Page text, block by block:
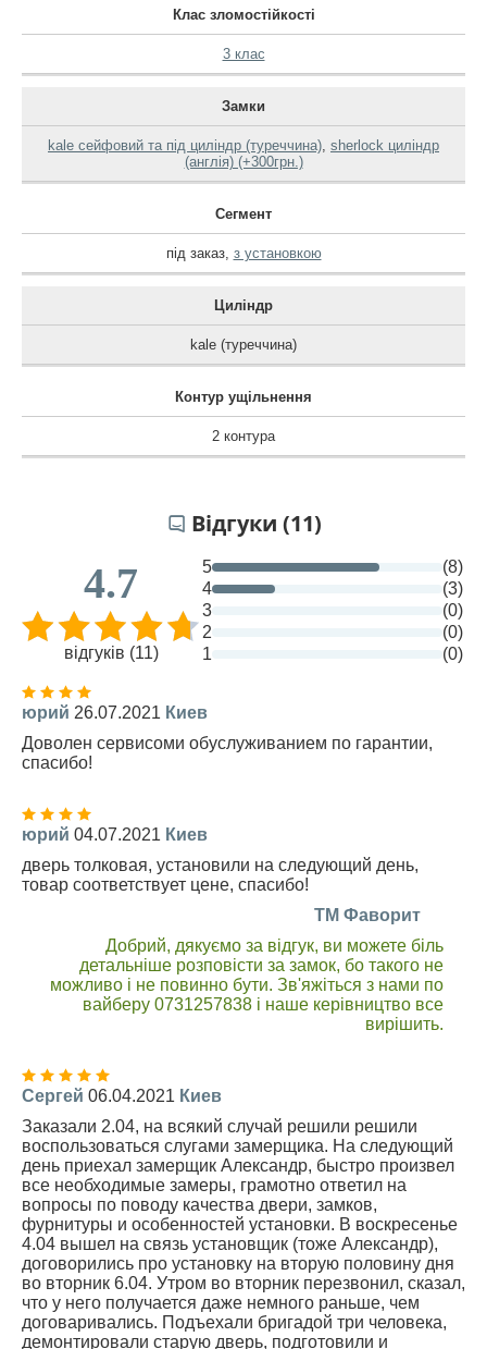
Клас зломостійкості
3 клас
Замки
kale сейфовий та під циліндр (туреччина) sherlock циліндр
(англія) (+300грн.)
Сегмент
під заказ, з установкою
Циліндр
kale (туреччина)
Контур ущільнення
2 контура
Відгуки (11)
4.7
відгуків (11)
5
(8)
4
(3)
3
(0)
2
(0)
1
(0)
юрий 26.07.2021 Киев
Доволен сервисоми обуслуживанием по гарантии,
спасибо!
юрий 04.07.2021 Киев
дверь толковая, установили на следующий день,
товар соответствует цене, спасибо!
TM Фаворит
Добрий, дякуємо за відгук, ви можете біль
детальніше розповісти за замок, бо такого не
можливо і не повинно бути. Зв'яжіться з нами по
вайберу 0731257838 і наше керівництво все
вирішить.
Сергей 06.04.2021 Киев
Заказали 2.04, на всякий случай решили решили
воспользоваться слугами замерщика. На следующий
день приехал замерщик Александр, быстро произвел
все необходимые замеры, грамотно ответил на
вопросы по поводу качества двери, замков,
фурнитуры и особенностей установки. В воскресенье
4.04 вышел на связь установщик (тоже Александр),
договорились про установку на вторую половину дня
во вторник 6.04. Утром во вторник перезвонил, сказал,
что у него получается даже немного раньше, чем
договаривались. Подъехали бригадой три человека,
демонтировали старую дверь, подготовили и